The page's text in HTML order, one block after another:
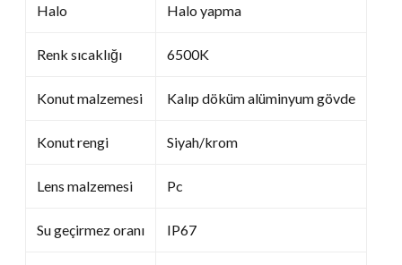
Halo Halo yapma
Renk sıcaklığı 6500K
Konut malzemesi Kalıp döküm alüminyum gövde
Konut rengi Siyah/krom
Lens malzemesi Pc
Su geçirmez oranı IP67